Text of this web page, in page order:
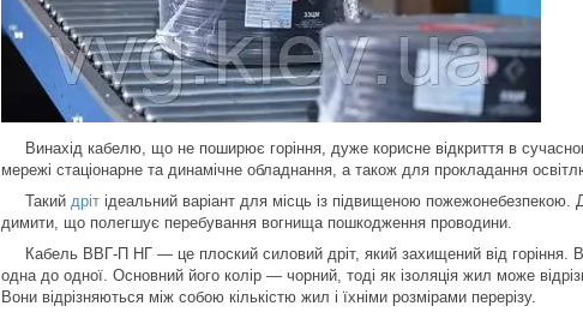
Винахід кабелю, що не поширює горіння, дуже корисне відкриття в
мережі стаціонарне та динамічне обладнання, а також для прокладання
Такий дріт ідеальний варіант для місць із підвищеною пожежонебезпекою.
димити, що полегшує перебування вогнища пошкодження проводини.
Кабель ВВГ-П НГ — це плоский силовий дріт, який захищений від горіння.
одна до одної. Основний його колір — чорний, тоді як ізоляція жил може
Вони відрізняються між собою кількістю жил і їхніми розмірами перерізу.